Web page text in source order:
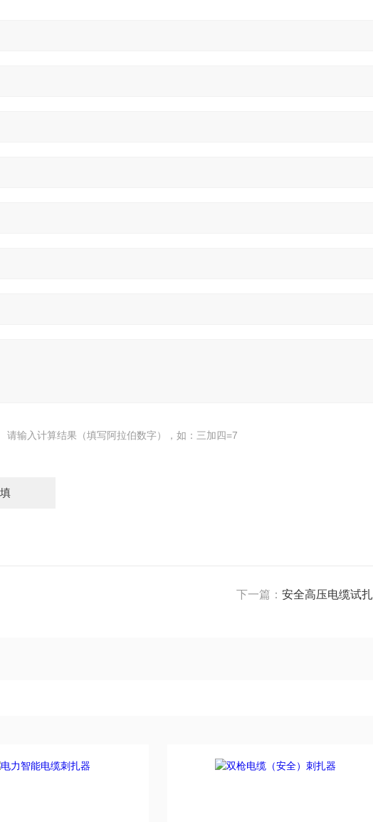
请输入计算结果（填写阿拉伯数字），如：三加四=7
下一篇： 安全高压电缆试